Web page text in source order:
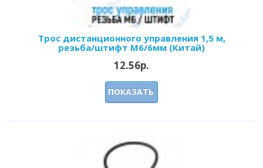
Трос дистанционного управления 1,5 м,
резьба/штифт M6/6мм (Китай)
12.56р.
ПОКАЗАТЬ